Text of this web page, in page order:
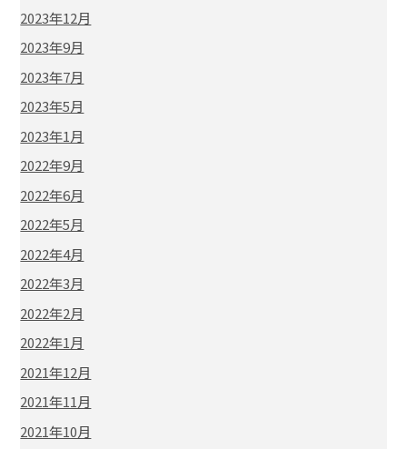
2023年12月
2023年9月
2023年7月
2023年5月
2023年1月
2022年9月
2022年6月
2022年5月
2022年4月
2022年3月
2022年2月
2022年1月
2021年12月
2021年11月
2021年10月